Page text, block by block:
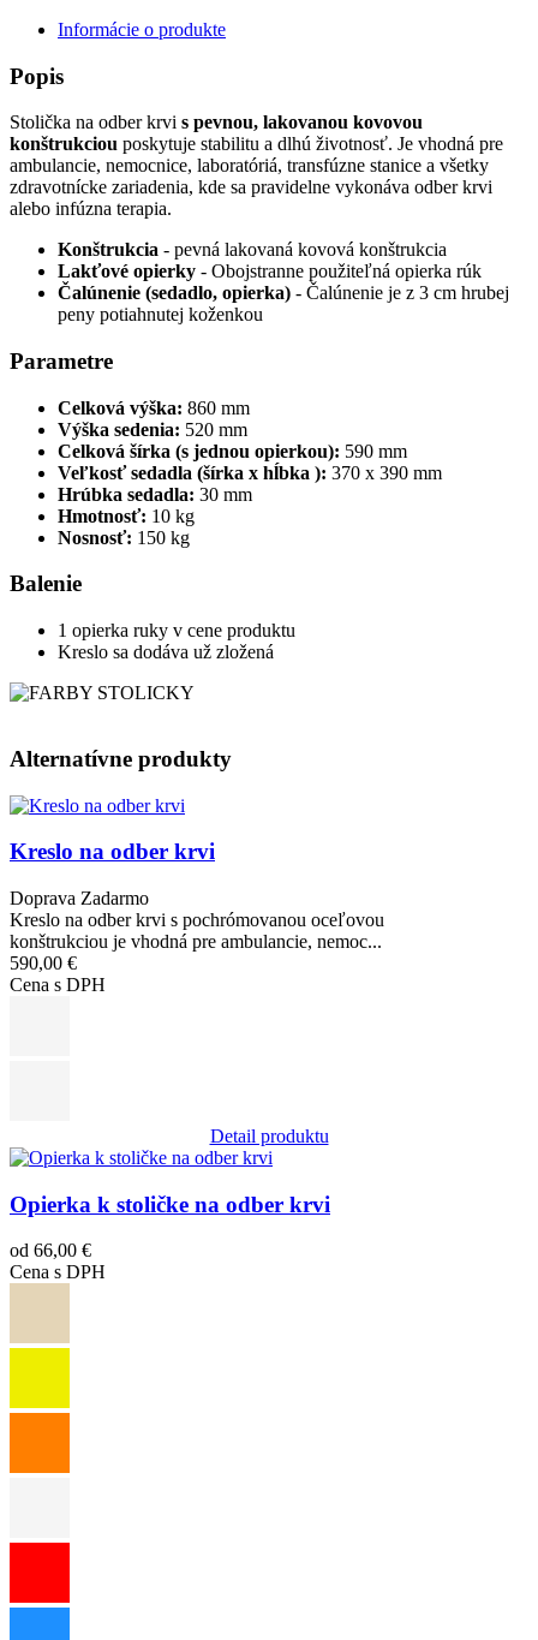
Informácie o produkte
Popis
Stolička na odber krvi s pevnou, lakovanou kovovou
konštrukciou poskytuje stabilitu a dlhú životnosť. Je vhodná pre
ambulancie, nemocnice, laboratóriá, transfúzne stanice a všetky
zdravotnícke zariadenia, kde sa pravidelne vykonáva odber krvi
alebo infúzna terapia.
Konštrukcia - pevná lakovaná kovová konštrukcia
Lakťové opierky - Obojstranne použiteľná opierka rúk
Čalúnenie (sedadlo, opierka) - Čalúnenie je z 3 cm hrubej
peny potiahnutej koženkou
Parametre
Celková výška: 860 mm
Výška sedenia: 520 mm
Celková šírka (s jednou opierkou): 590 mm
Veľkosť sedadla (šírka x hĺbka ): 370 x 390 mm
Hrúbka sedadla: 30 mm
Hmotnosť: 10 kg
Nosnosť: 150 kg
Balenie
1 opierka ruky v cene produktu
Kreslo sa dodáva už zložená
Alternatívne produkty
Obrázok
Kreslo na odber krvi
Doprava Zadarmo
Kreslo na odber krvi s pochrómovanou oceľovou
konštrukciou je vhodná pre ambulancie, nemoc...
590,00 €
Cena s DPH
Detail produktu
Obrázok
Opierka k stoličke na odber krvi
od 66,00 €
Cena s DPH